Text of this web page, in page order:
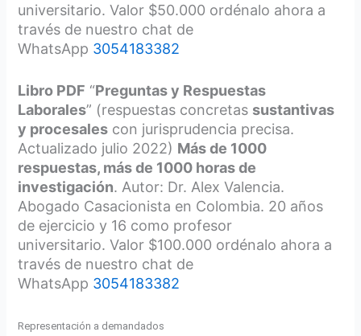
universitario. Valor $50.000 ordénalo ahora a
través de nuestro chat de
WhatsApp 3054183382
Libro PDF “Preguntas y Respuestas
Laborales” (respuestas concretas sustantivas
y procesales con jurisprudencia precisa.
Actualizado julio 2022) Más de 1000
respuestas, más de 1000 horas de
investigación. Autor: Dr. Alex Valencia.
Abogado Casacionista en Colombia. 20 años
de ejercicio y 16 como profesor
universitario. Valor $100.000 ordénalo ahora a
través de nuestro chat de
WhatsApp 3054183382
Representación a demandados